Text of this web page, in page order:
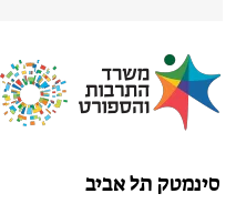
סינמטק תל אביב